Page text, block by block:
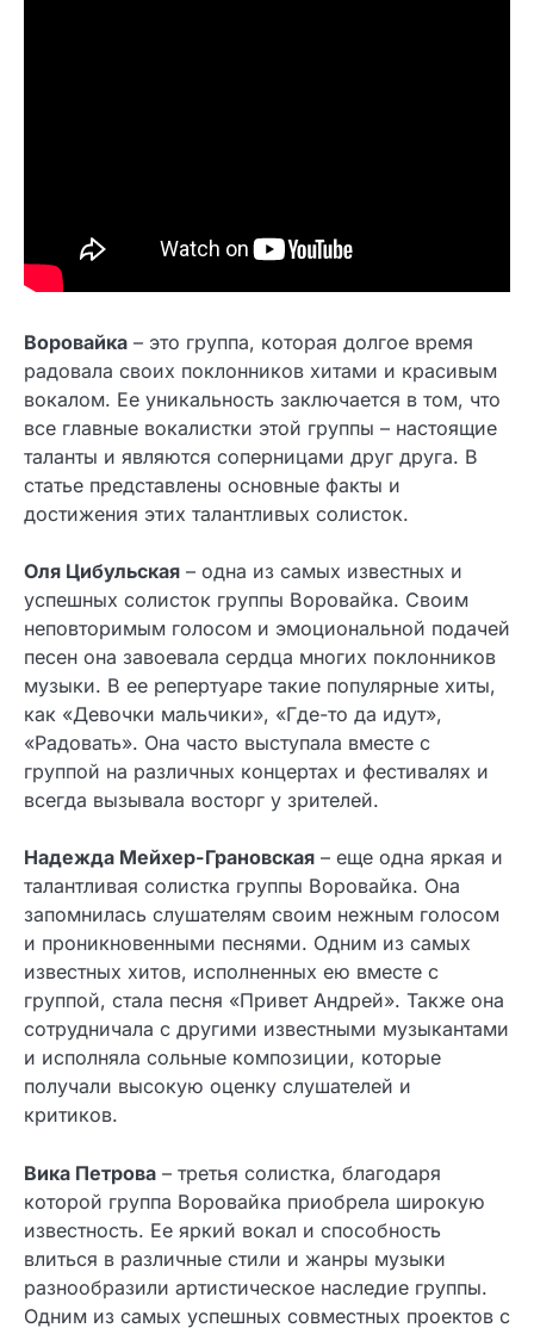
Воровайка – это группа, которая долгое время
радовала своих поклонников хитами и красивым
вокалом. Ее уникальность заключается в том, что
все главные вокалистки этой группы – настоящие
таланты и являются соперницами друг друга. В
статье представлены основные факты и
достижения этих талантливых солисток.
Оля Цибульская – одна из самых известных и
успешных солисток группы Воровайка. Своим
неповторимым голосом и эмоциональной подачей
песен она завоевала сердца многих поклонников
музыки. В ее репертуаре такие популярные хиты,
как «Девочки мальчики», «Где-то да идут»,
«Радовать». Она часто выступала вместе с
группой на различных концертах и фестивалях и
всегда вызывала восторг у зрителей.
Надежда Мейхер-Грановская – еще одна яркая и
талантливая солистка группы Воровайка. Она
запомнилась слушателям своим нежным голосом
и проникновенными песнями. Одним из самых
известных хитов, исполненных ею вместе с
группой, стала песня «Привет Андрей». Также она
сотрудничала с другими известными музыкантами
и исполняла сольные композиции, которые
получали высокую оценку слушателей и
критиков.
Вика Петрова – третья солистка, благодаря
которой группа Воровайка приобрела широкую
известность. Ее яркий вокал и способность
влиться в различные стили и жанры музыки
разнообразили артистическое наследие группы.
Одним из самых успешных совместных проектов с